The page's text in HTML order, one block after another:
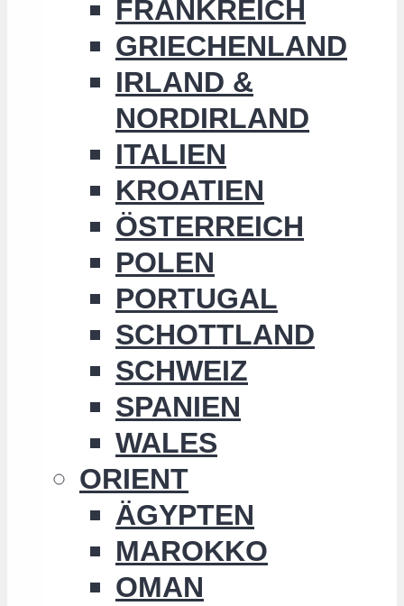
FRANKREICH
GRIECHENLAND
IRLAND &
NORDIRLAND
ITALIEN
KROATIEN
ÖSTERREICH
POLEN
PORTUGAL
SCHOTTLAND
SCHWEIZ
SPANIEN
WALES
ORIENT
ÄGYPTEN
MAROKKO
OMAN